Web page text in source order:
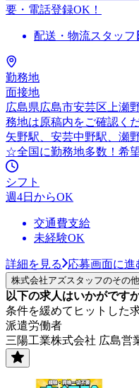
要・電話登録OK！
配送・物流スタッフ
勤務地
面接地
広島県広島市安芸区上瀬
務地は原稿内をご確認くだ
矢野駅、安芸中野駅、瀬
☆全国に勤務地多数！希
シフト
週4日からOK
交通費支給
未経験OK
詳細を見る 応募画面に進
株式会社アズスタッフのその
以下の求人はいかがです
条件を緩めてヒットした
派遣労働者
三陽工業株式会社 広島営